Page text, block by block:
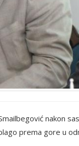
nakon
prema gore u